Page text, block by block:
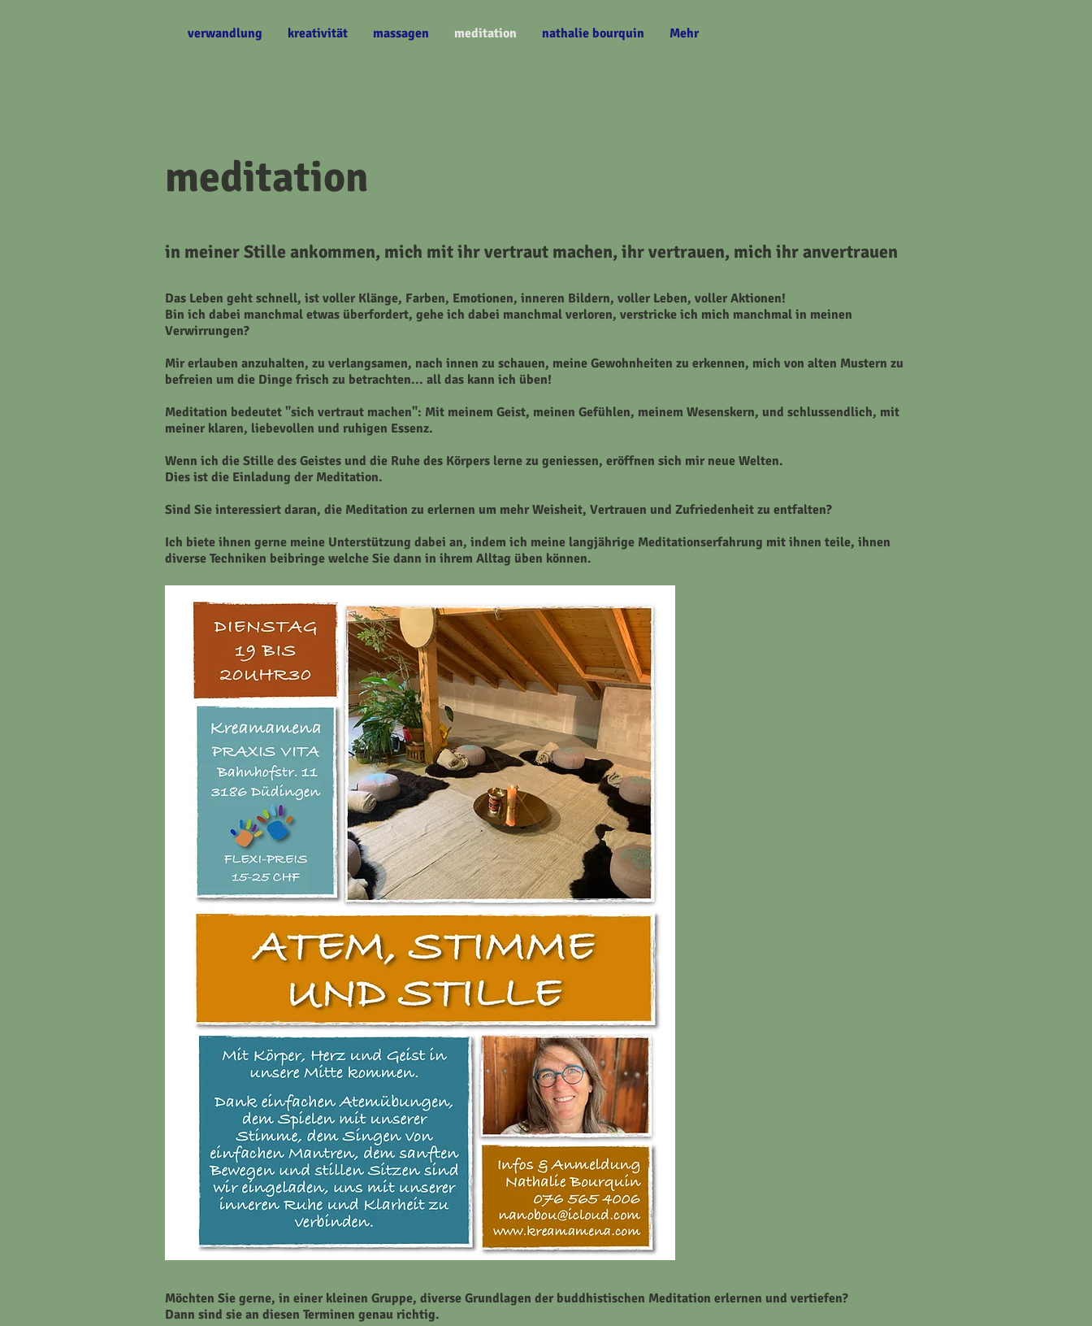
verwandlung kreativität massagen meditation nathalie bourquin Mehr
meditation
in meiner Stille ankommen, mich mit ihr vertraut machen, ihr vertrauen, mich ihr anvertrauen
Das Leben geht schnell, ist voller Klänge, Farben, Emotionen, inneren Bildern, voller Leben, voller Aktionen!
Bin ich dabei manchmal etwas überfordert, gehe ich dabei manchmal verloren, verstricke ich mich manchmal in meinen
Verwirrungen?
Mir erlauben anzuhalten, zu verlangsamen, nach innen zu schauen, meine Gewohnheiten zu erkennen, mich von alten Mustern zu
befreien um die Dinge frisch zu betrachten... all das kann ich üben!
Meditation bedeutet "sich vertraut machen": Mit meinem Geist, meinen Gefühlen, meinem Wesenskern, und schlussendlich, mit
meiner klaren, liebevollen und ruhigen Essenz.
Wenn ich die Stille des Geistes und die Ruhe des Körpers lerne zu geniessen, eröffnen sich mir neue Welten.
Dies ist die Einladung der Meditation.
Sind Sie interessiert daran, die Meditation zu erlernen um mehr Weisheit, Vertrauen und Zufriedenheit zu entfalten?
Ich biete ihnen gerne meine Unterstützung dabei an, indem ich meine langjährige Meditationserfahrung mit ihnen teile, ihnen
diverse Techniken beibringe welche Sie dann in ihrem Alltag üben können.
Möchten Sie gerne, in einer kleinen Gruppe, diverse Grundlagen der buddhistischen Meditation erlernen und vertiefen?
Dann sind sie an diesen Terminen genau richtig.